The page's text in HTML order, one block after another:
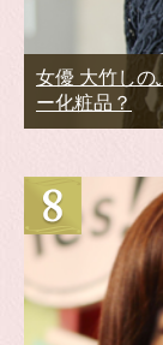
女優 大竹しの
ー化粧品？